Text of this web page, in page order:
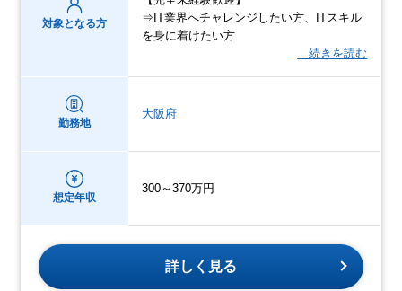
対象となる方
⇒IT業界へチャレンジしたい方、ITスキル
を身に着けたい方
…続きを読む
勤務地
大阪府
想定年収
300～370万円
詳しく見る